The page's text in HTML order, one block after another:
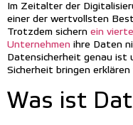
Im Zeitalter der
einer der wertvollsten
Trotzdem sichern ein
Unternehmen ihre Daten
Datensicherheit genau ist
Sicherheit bringen
Was ist